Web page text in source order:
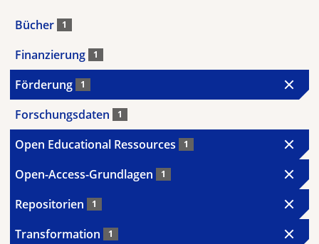
Bücher 1
Finanzierung 1
Förderung 1
Forschungsdaten 1
Open Educational Ressources 1
Open-Access-Grundlagen 1
Repositorien 1
Transformation 1